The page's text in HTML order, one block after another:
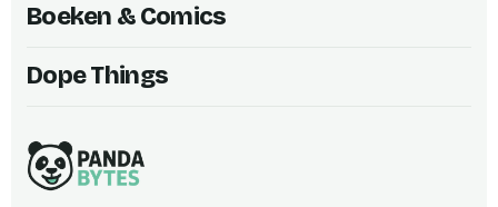
Boeken & Comics
Dope Things